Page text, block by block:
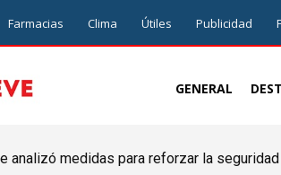
Farmacias Clima Útiles Publicidad
GENERAL
analizó medidas para reforzar la